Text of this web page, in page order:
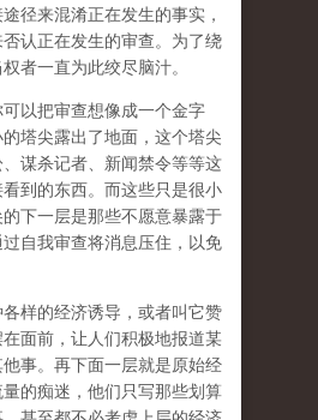
径来混淆正在发生的事实，
认正在发生的审查。为了绕
者一直为此绞尽脑汁。
以把审查想像成一个金字
塔尖露出了地面，这个塔尖
谋杀记者、新闻禁令等等这
到的东西。而这些只是很小
下一层是那些不愿意暴露于
自我审查将消息压住，以免
样的经济诱导，或者叫它赞
面前，让人们积极地报道某
事。再下面一层就是原始经
的痴迷，他们只写那些划算